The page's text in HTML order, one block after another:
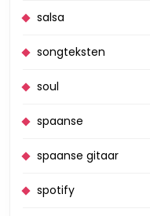
salsa
songteksten
soul
spaanse
spaanse gitaar
spotify